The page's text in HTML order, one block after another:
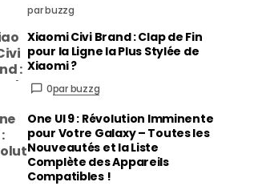
par buzzg
Xiaomi Civi Brand : Clap de Fin
pour la Ligne la Plus Stylée de
Xiaomi ?
0par buzzg
One UI 9 : Révolution Imminente
pour Votre Galaxy – Toutes les
Nouveautés et la Liste
Complète des Appareils
Compatibles !